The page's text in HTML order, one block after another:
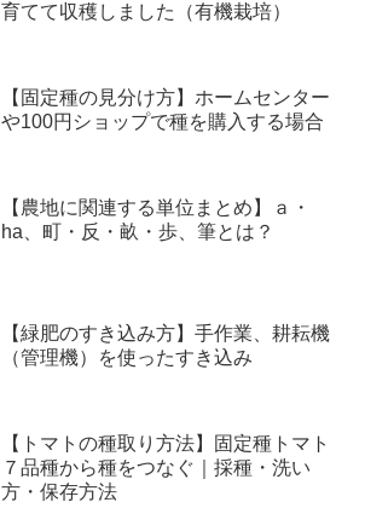
育てて収穫しました（有機栽培）
【固定種の見分け方】ホームセンター
や100円ショップで種を購入する場合
【農地に関連する単位まとめ】ａ・
ha、町・反・畝・歩、筆とは？
【緑肥のすき込み方】手作業、耕耘機
（管理機）を使ったすき込み
【トマトの種取り方法】固定種トマト
７品種から種をつなぐ｜採種・洗い
方・保存方法